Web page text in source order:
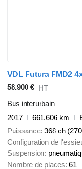
VDL Futura FMD2
58.900 € HT
Bus interurbain
2017
661.606 km
Puissance 368 ch
Configuration de
Suspension
Nombre de places 61